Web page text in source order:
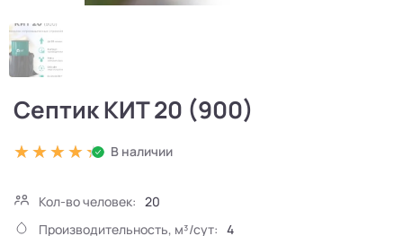
Септик КИТ 20 (900)
В наличии
Кол-во человек: 20
Производительность, м³/сут: 4